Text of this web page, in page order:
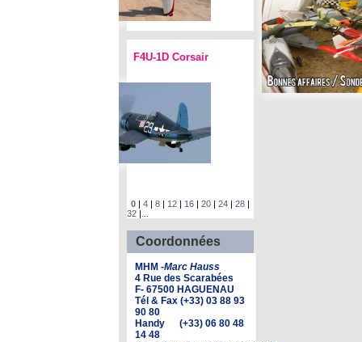
F4U-1D Corsair
0 |4 |8 12 16 |20 |24 |28
32
Coordonnées
MHM -Marc Hauss
4 Rue des Scarabées
F- 67500 HAGUENAU
Tél & Fax (+33) 03 88 93
90 80
Handy (+33) 06 80 48
14 48